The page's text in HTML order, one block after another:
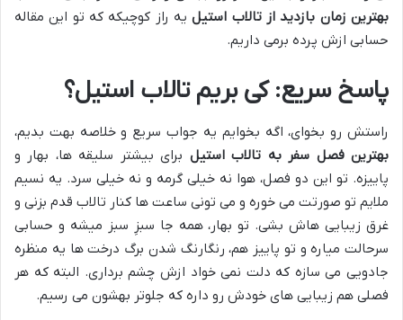
بهترین زمان بازدید از تالاب استیلیه راز کوچیکه که تو این مقاله
حسابی ازش پرده برمی داریم.
پاسخ سریع: کی بریم تالاب استیل؟
راستش رو بخوای، اگه بخوایم یه جواب سریع و خلاصه بهت بدیم،
بهترین فصل سفر به تالاب استیل برای بیشتر سلیقه ها، بهار و
پاییزه. تو این دو فصل، هوا نه خیلی گرمه و نه خیلی سرد. یه نسیم
ملایم تو صورتت می خوره و می تونی ساعت ها کنار تالاب قدم بزنی و
غرق زیبایی هاش بشی. تو بهار، همه جا سبزِ سبز میشه و حسابی
سرحالت میاره و تو پاییز هم، رنگارنگ شدن برگ درخت ها یه منظره
جادویی می سازه که دلت نمی خواد ازش چشم برداری. البته که هر
فصلی هم زیبایی های خودش رو داره که جلوتر بهشون می رسیم.